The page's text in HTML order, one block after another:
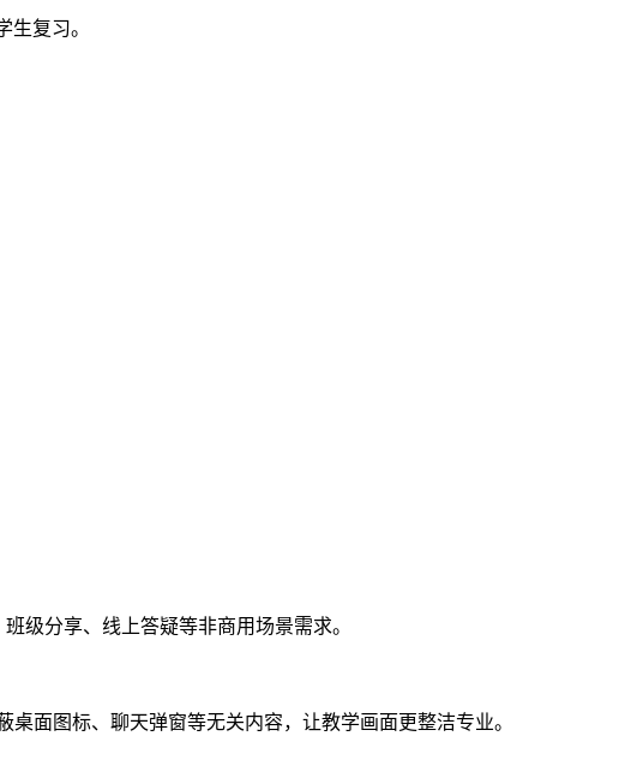
复习。
级分享、线上答疑等非商用场景需求。
面图标、聊天弹窗等无关内容，让教学画面更整洁专业。